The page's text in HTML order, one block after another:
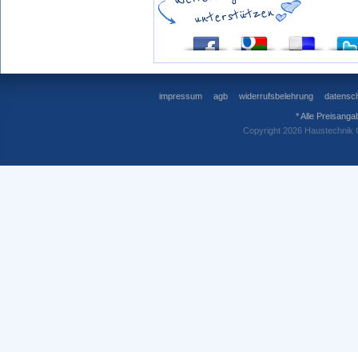
impressum agb widerrufsbelehrung
* Alle
Copyright 2026 Haustechnik